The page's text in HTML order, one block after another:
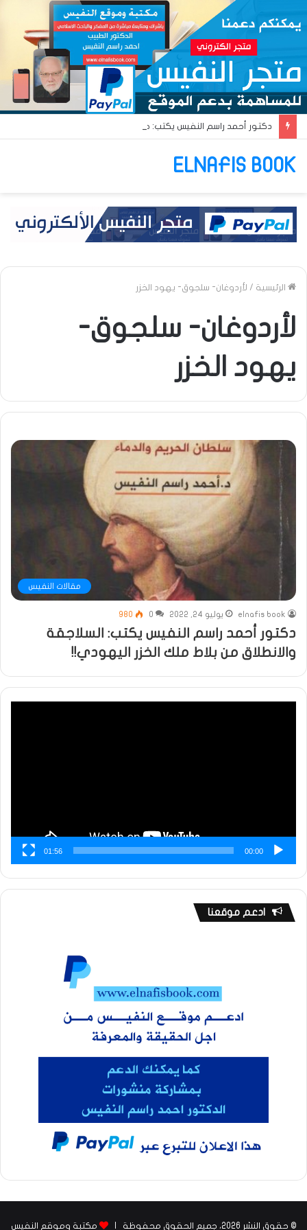
ELNAFIS BOOK
الرئيسية / لأردوغان- سلجوق- يهود الخزر
لأردوغان- سلجوق-
يهود الخزر
مقالات النفيس
elnafis book يوليو 24, 2022 0
980
دكتور أحمد راسم النفيس يكتب: السلاجقة
والانطلاق من بلاط ملك الخزر اليهودي!!
00:00
01:56
ادعم موقعنا
© حقوق النشر 2026، جميع الحقوق محفوظة | مكتبة وموقع النفيس